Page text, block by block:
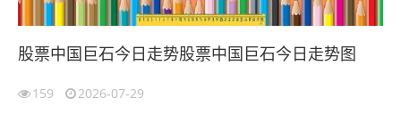
股票中国巨石今日走势股票中国巨石今日走势图
159 2026-07-29